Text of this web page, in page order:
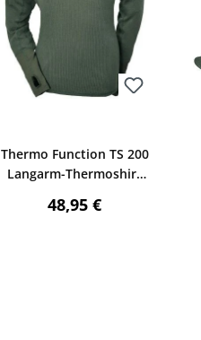
Thermo Function TS 200
Langarm-Thermoshirt
Regulärer Preis:
48,95 €